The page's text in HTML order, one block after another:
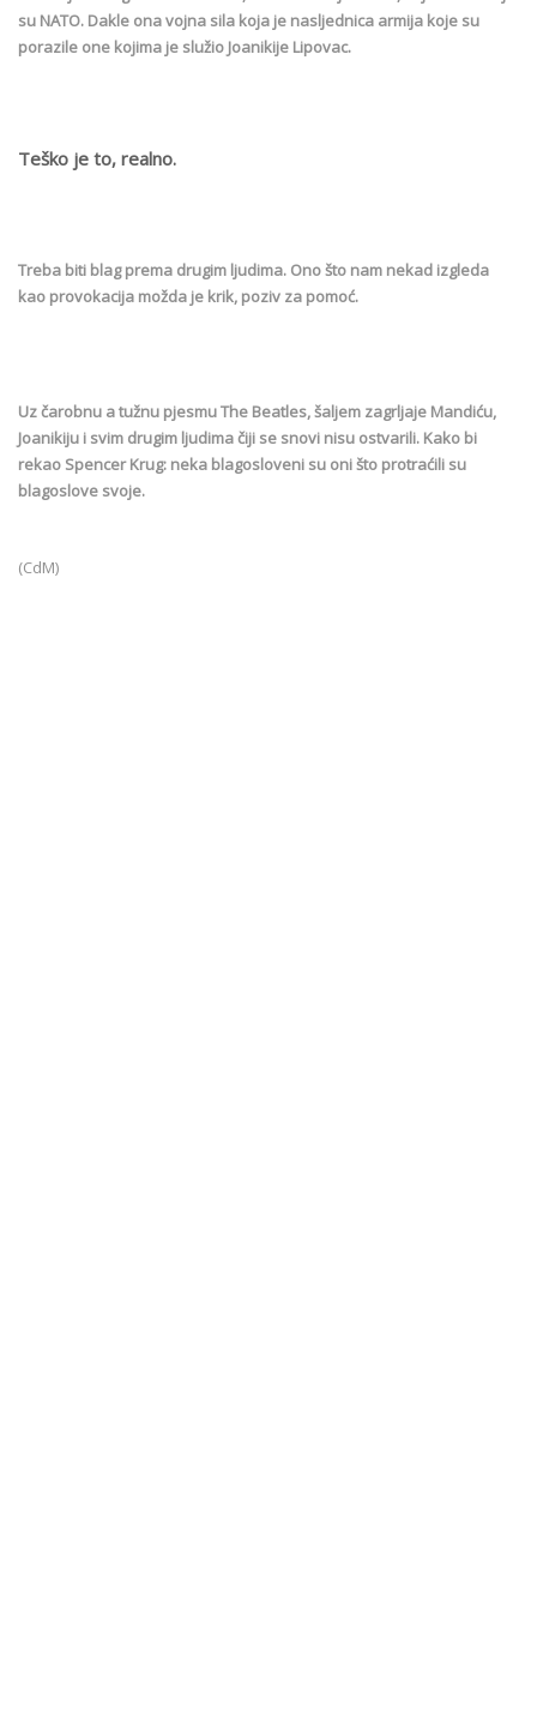
su NATO. Dakle ona vojna sila koja je nasljednica armija koje su
porazile one kojima je služio Joanikije Lipovac.
Teško je to, realno.
Treba biti blag prema drugim ljudima. Ono što nam nekad izgleda
kao provokacija možda je krik, poziv za pomoć.
Uz čarobnu a tužnu pjesmu The Beatles, šaljem zagrljaje Mandiću,
Joanikiju i svim drugim ljudima čiji se snovi nisu ostvarili. Kako bi
rekao Spencer Krug: neka blagosloveni su oni što protraćili su
blagoslove svoje.
(CdM)